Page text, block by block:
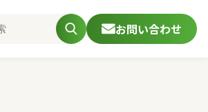
お問い合わせ